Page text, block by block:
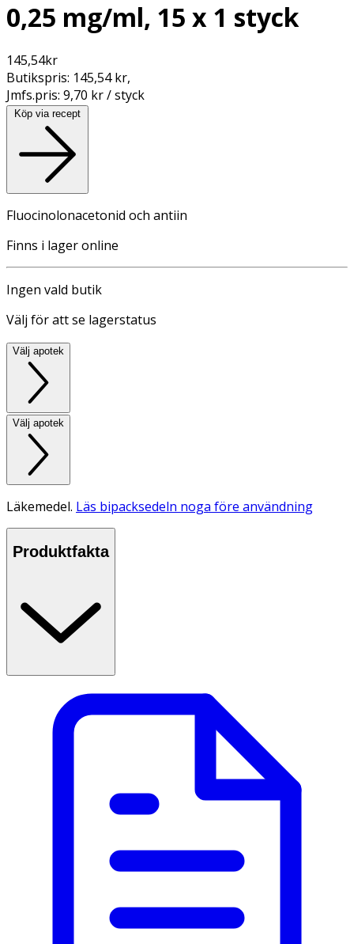
0,25 mg/ml, 15 x 1 styck
145,54kr
Butikspris: 145,54 kr,
Jmfs.pris: 9,70 kr / styck
Köp via recept
Fluocinolonacetonid och antiin
Finns i lager online
Ingen vald butik
Välj för att se lagerstatus
Välj apotek
Välj apotek
Läkemedel. Läs bipacksedeln noga före användning
Produktfakta